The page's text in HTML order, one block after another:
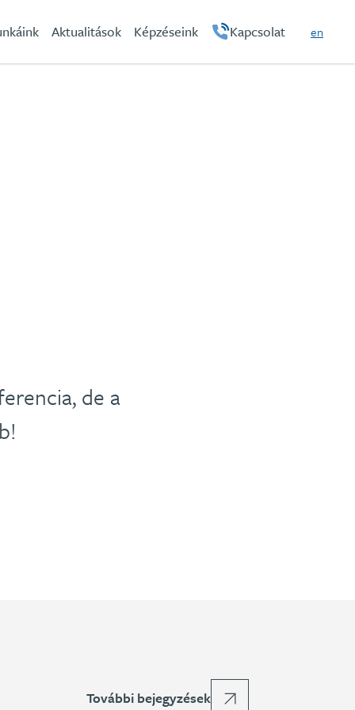
en
Kapcsolat
Képzéseink
Aktualitások
de a
További bejegyzések